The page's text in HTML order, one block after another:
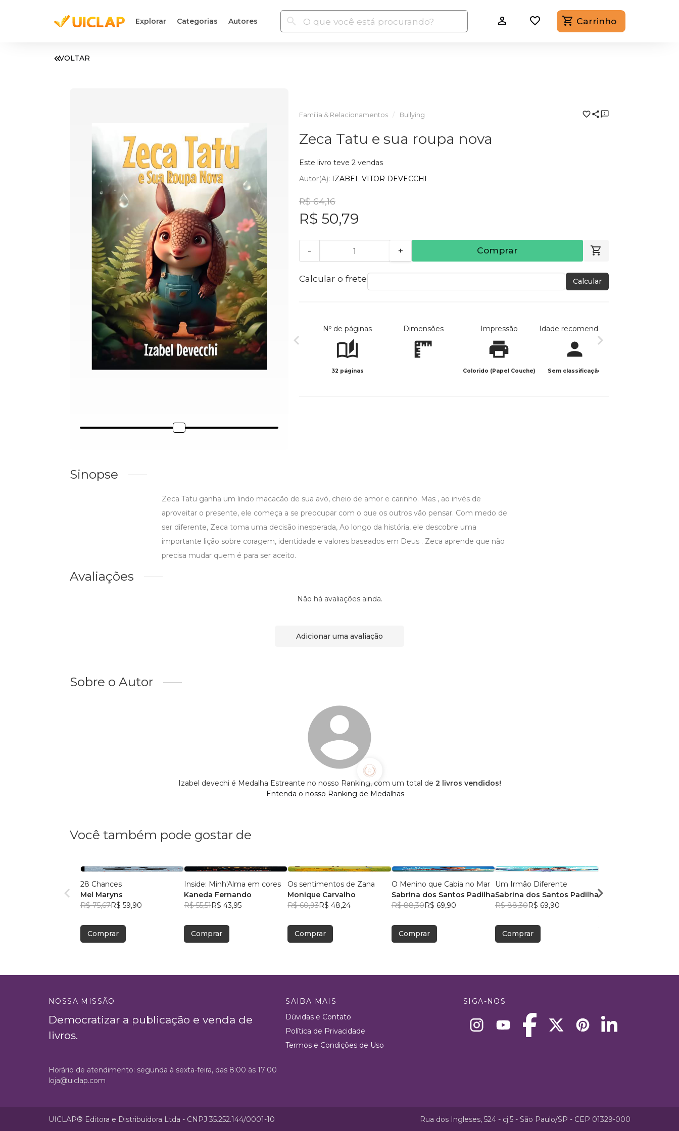
Explorar Categorias Autores Carrinho
VOLTAR
Família & Relacionamentos Bullying
Zeca Tatu e sua roupa nova
Este livro teve 2 vendas
Autor(a): IZABEL VITOR DEVECCHI
R$ 64,16
R$ 50,79
- + Comprar
Calcular o frete Calcular
Nº de páginas
32 páginas
Dimensões Impressão
Colorido (Papel Couche)
Idade recomendada
Sem classificação
Sinopse
Zeca Tatu ganha um lindo macacão de sua avó, cheio de amor e carinho. Mas , ao invés de
aproveitar o presente, ele começa a se preocupar com o que os outros vão pensar. Com medo de
ser diferente, Zeca toma uma decisão inesperada, Ao longo da história, ele descobre uma
importante lição sobre coragem, identidade e valores baseados em Deus . Zeca aprende que não
precisa mudar quem é para ser aceito.
Avaliações
Não há avaliações ainda.
Adicionar uma avaliação
Sobre o Autor
Izabel devechi é Medalha Estreante no nosso Ranking, com um total de 2 livros vendidos!
Entenda o nosso Ranking de Medalhas
Você também pode gostar de
28 Chances
Mel Maryns
R$ 75,67R$ 59,90
Comprar
Inside: Minh'Alma em cores
Kaneda Fernando
R$ 55,51R$ 43,95
Comprar
Os sentimentos de Zana
Monique Carvalho
R$ 60,93R$ 48,24
Comprar
O Menino que Cabia no Mar
Sabrina dos Santos Padilha
R$ 88,30R$ 69,90
Comprar
Um Irmão Diferente
Sabrina dos Santos Padilha
R$ 88,30R$ 69,90
Comprar
ONLINE
NOSSA MISSÃO
Democratizar a publicação e venda de
livros.
SAIBA MAIS
Dúvidas e Contato
Política de Privacidade
Termos e Condições de Uso
SIGA-NOS
Horário de atendimento: segunda à sexta-feira, das 8:00 às 17:00
loja@uiclap.com
UICLAP® Editora e Distribuidora Ltda - CNPJ 35.252.144/0001-10 Rua dos Ingleses, 524 - cj.5 - São Paulo/SP - CEP 01329-000